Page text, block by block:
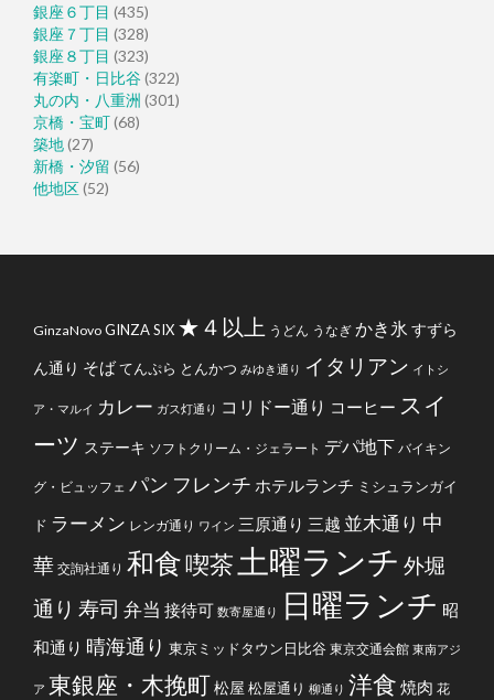
銀座６丁目 (435)
銀座７丁目 (328)
銀座８丁目 (323)
有楽町・日比谷(322)
丸の内・八重洲 (301)
京橋・宝町(68)
築地(27)
新橋・汐留 (56)
他地区(52)
GinzaNovo GINZA SIX ★４以上 うどん うなぎ かき氷 すずら
ん通り そばてんぷら とんかつ みゆき通り イタリアン イトシ
ア・マルイ カレー ガス灯通り コリドー通り コーヒー スイ
ーツ ステーキ ソフトクリーム・ジェラート デパ地下 バイキン
グ・ビュッフェ パン フレンチ ホテルランチ ミシュランガイ
ド ラーメン レンガ通り ワイン 三原通り 三越 並木通り 中
華 交詢社通り 和食喫茶 土曜ランチ 外堀
通り 寿司 弁当 接待可 数寄屋通り 日曜ランチ 昭
和通り 晴海通り 東京ミッドタウン日比谷 東京交通会館 東南アジ
ア 東銀座・木挽町松屋 松屋通り 柳通り 洋食 焼肉 花